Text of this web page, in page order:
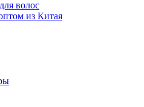
волос
из Китая